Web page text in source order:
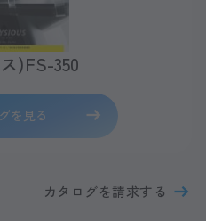
)FS-350
を見る
カタログを請求する